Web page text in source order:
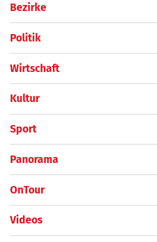
Bezirke
Politik
Wirtschaft
Kultur
Sport
Panorama
OnTour
Videos